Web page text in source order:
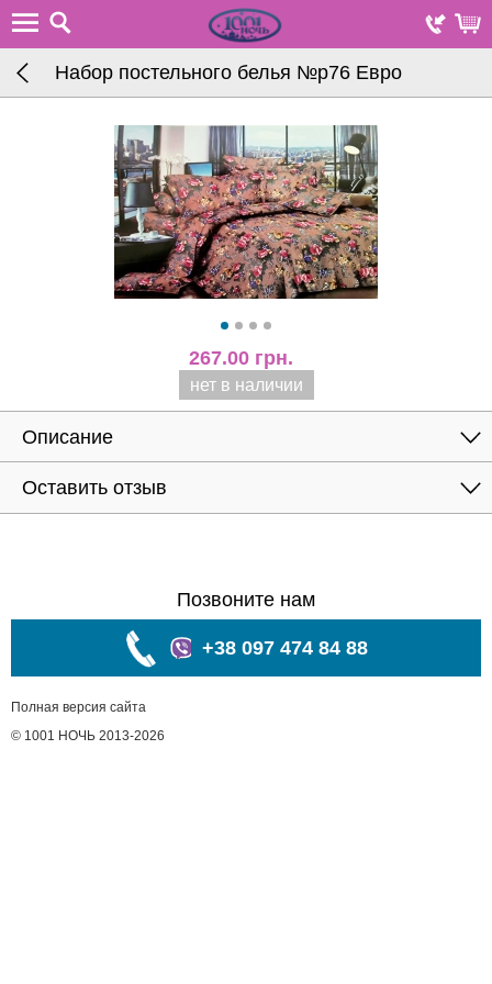
Набор постельного белья №р76 Евро
267.00 грн.
нет в наличии
Описание
Оставить отзыв
Позвоните нам
+38 097 474 84 88
Полная версия сайта
© 1001 НОЧЬ 2013-2026